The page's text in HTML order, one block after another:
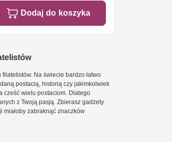
Dodaj do koszyka
Na świecie bardzo łatwo
postacią, historią czy jakimkolwiek
cześć wielu postaciom. Dlatego
z Twoją pasją. Zbierasz gadżety
zabraknąć znaczków